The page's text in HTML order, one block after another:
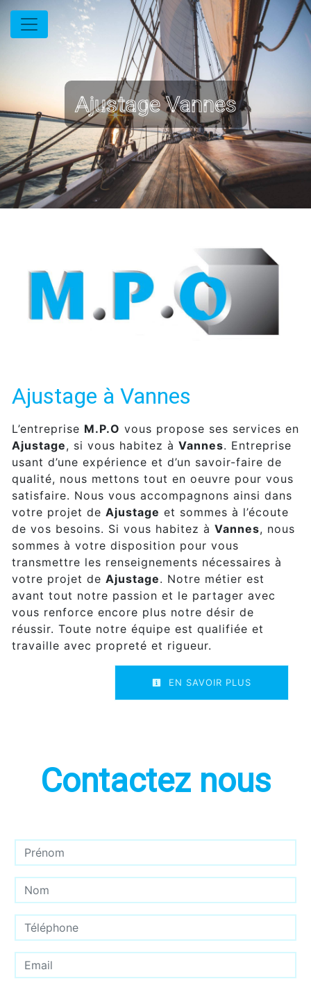
Panneau de gestion des cookies
Ajustage Vannes
Ajustage à Vannes
L’entreprise M.P.O vous propose ses services en
Ajustage, si vous habitez à Vannes. Entreprise
usant d’une expérience et d’un savoir-faire de
qualité, nous mettons tout en oeuvre pour vous
satisfaire. Nous vous accompagnons ainsi dans
votre projet de Ajustage et sommes à l’écoute
de vos besoins. Si vous habitez à Vannes, nous
sommes à votre disposition pour vous
transmettre les renseignements nécessaires à
votre projet de Ajustage. Notre métier est
avant tout notre passion et le partager avec
vous renforce encore plus notre désir de
réussir. Toute notre équipe est qualifiée et
travaille avec propreté et rigueur.
EN SAVOIR PLUS
Contactez nous